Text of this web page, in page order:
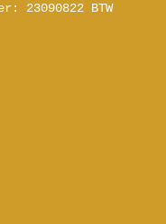
23090822 BTW